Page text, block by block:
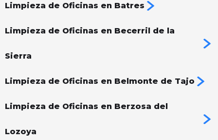
Limpieza de Oficinas en Batres
Limpieza de Oficinas en Becerril de la
Sierra
Limpieza de Oficinas en Belmonte de Tajo
Limpieza de Oficinas en Berzosa del
Lozoya